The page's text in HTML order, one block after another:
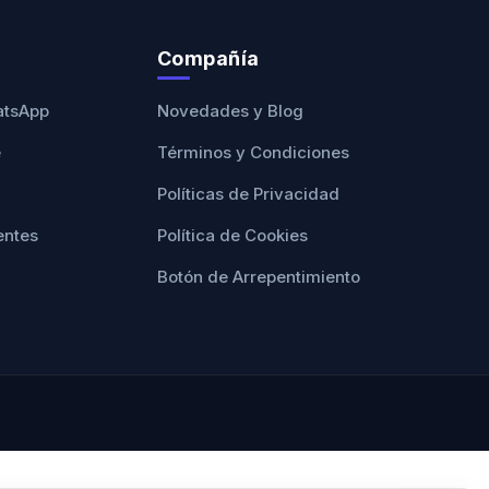
Compañía
Novedades y Blog
Términos y Condiciones
Políticas de Privacidad
Política de Cookies
Botón de Arrepentimiento